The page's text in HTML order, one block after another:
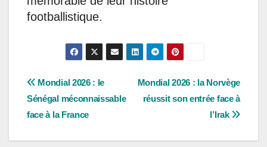
footballistique.
Navigation
de
l’article
Mondial 2026 : la Norvège
réussit son entrée face à
l’Irak
Mondial 2026 : le
Sénégal méconnaissable
face à la France